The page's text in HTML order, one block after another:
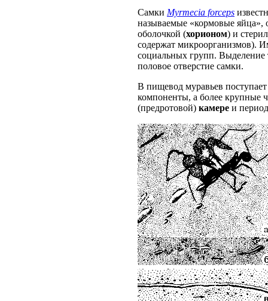
Самки Myrmecia forceps
называемые «кормовые яйца»,
оболочкой (хорионом) и
содержат микроорганизмов).
социальных групп. Выделение
половое отверстие самки.
В пищевод муравьев
компоненты, а более крупные
(предротовой) камере и